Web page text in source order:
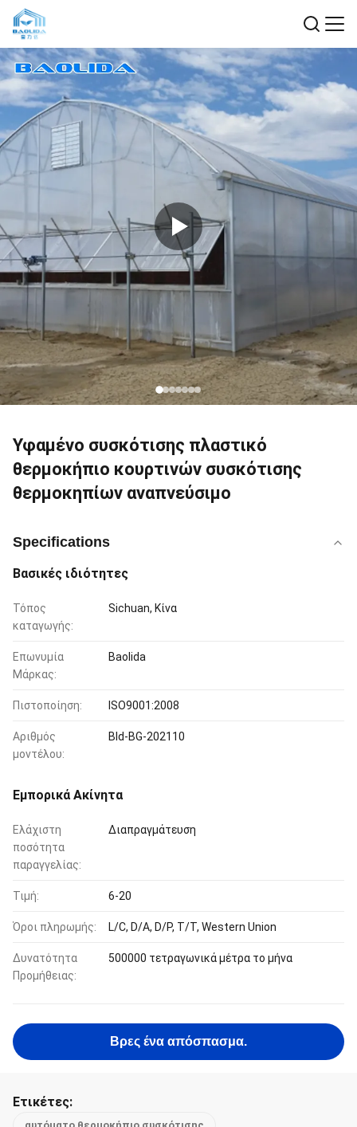
Υφαμένο συσκότισης πλαστικό
θερμοκήπιο κουρτινών συσκότισης
θερμοκηπίων αναπνεύσιμο
Specifications
Βασικές ιδιότητες
Τόπος
καταγωγής:
Sichuan, Κίνα
Επωνυμία
Μάρκας:
Baolida
Πιστοποίηση: ISO9001:2008
Αριθμός
μοντέλου:
Bld-BG-202110
Εμπορικά Ακίνητα
Ελάχιστη
ποσότητα
παραγγελίας:
Διαπραγμάτευση
Τιμή: 6-20
Όροι πληρωμής: L/C, D/A, D/P, T/T, Western Union
Δυνατότητα
Προμήθειας:
500000 τετραγωνικά μέτρα το μήνα
Βρες ένα απόσπασμα.
Ετικέτες: